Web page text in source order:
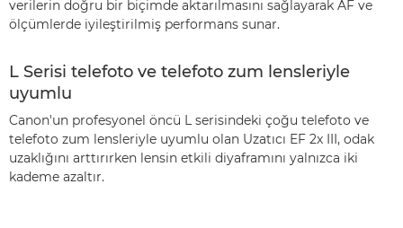
verilerin doğru bir biçimde aktarılmasını sağlayarak AF ve
ölçümlerde iyileştirilmiş performans sunar.
L Serisi telefoto ve telefoto zum lensleriyle
uyumlu
Canon'un profesyonel öncü L serisindeki çoğu telefoto ve
telefoto zum lensleriyle uyumlu olan Uzatıcı EF 2x III, odak
uzaklığını arttırırken lensin etkili diyaframını yalnızca iki
kademe azaltır.